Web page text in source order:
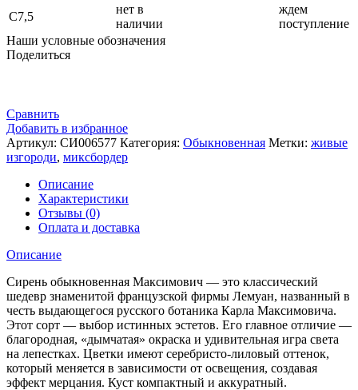
С7,5
нет в
наличии
ждем
поступление
Наши условные обозначения
Поделиться
Сравнить
Добавить в избранное
Артикул: СИ006577 Категория: Обыкновенная Метки: живые
изгороди, миксбордер
Описание
Характеристики
Отзывы (0)
Оплата и доставка
Описание
Сирень обыкновенная Максимович — это классический
шедевр знаменитой французской фирмы Лемуан, названный в
честь выдающегося русского ботаника Карла Максимовича.
Этот сорт — выбор истинных эстетов. Его главное отличие —
благородная, «дымчатая» окраска и удивительная игра света
на лепестках. Цветки имеют серебристо-лиловый оттенок,
который меняется в зависимости от освещения, создавая
эффект мерцания. Куст компактный и аккуратный.